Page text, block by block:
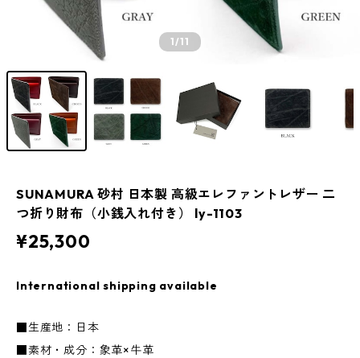
1/11
SUNAMURA 砂村 日本製 高級エレファントレザー 二
つ折り財布（小銭入れ付き） ly-1103
¥25,300
International shipping available
■生産地：日本
■素材・成分：象革×牛革